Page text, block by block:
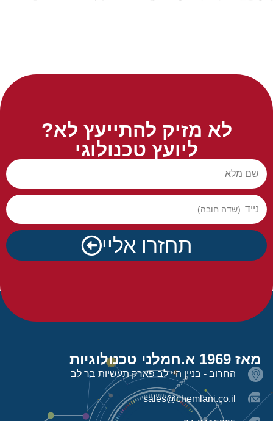
לא מזיק להתייעץ לא?
ליועץ טכנולוגי
שם מלא
נייד
תחזרו אליי
מאז 1969 א.חמלני טכנולוגיות
החרוב - בניין היי לב פארק תעשיות בר לב
sales@chemlani.co.il